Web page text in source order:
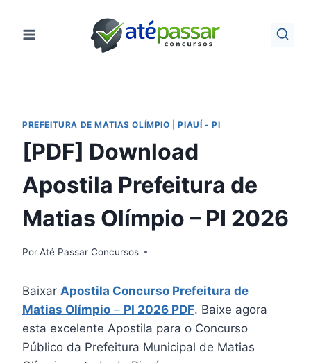
para
PREFEITURA DE MATIAS OLÍMPIO |PIAUÍ - PI
[PDF] Download
Apostila Prefeitura de
Matias Olímpio – PI 2026
PorAté Passar Concursos
Baixar Apostila Concurso Prefeitura de
Matias Olímpio – PI 2026 PDF. Baixe agora
esta excelente Apostila para o Concurso
Público da Prefeitura Municipal de Matias